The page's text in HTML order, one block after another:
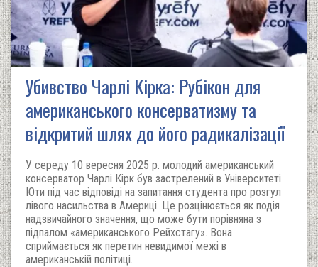
Убивство Чарлі Кірка: Рубікон для
американського консерватизму та
відкритий шлях до його радикалізації
У середу 10 вересня 2025 р. молодий американський
консерватор Чарлі Кірк був застрелений в Університеті
Юти під час відповіді на запитання студента про розгул
лівого насильства в Америці. Це розцінюється як подія
надзвичайного значення, що може бути порівняна з
підпалом «американського Рейхстагу». Вона
сприймається як перетин невидимої межі в
американській політиці.